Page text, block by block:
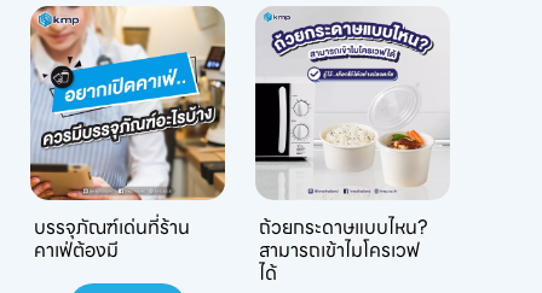
บรรจุภัณฑ์เด่นที่ร้าน
คาเฟ่ต้องมี
ถ้วยกระดาษแบบไหน?
สามารถเข้าไมโครเวฟ
ได้